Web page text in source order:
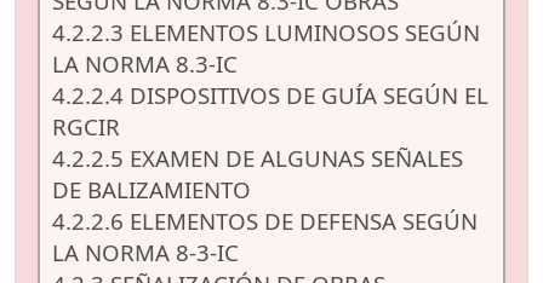
4.2.2.3 ELEMENTOS LUMINOSOS SEGÚN
LA NORMA 8.3-IC
4.2.2.4 DISPOSITIVOS DE GUÍA SEGÚN EL
RGCIR
4.2.2.5 EXAMEN DE ALGUNAS SEÑALES
DE BALIZAMIENTO
4.2.2.6 ELEMENTOS DE DEFENSA SEGÚN
LA NORMA 8-3-IC